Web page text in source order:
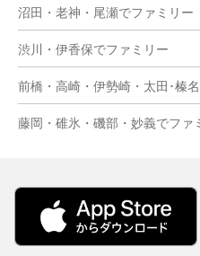
沼田・老神・尾瀬でファミリー
渋川・伊香保でファミリー
前橋・高崎・伊勢崎・太田･榛
藤岡・碓氷・磯部・妙義でファ